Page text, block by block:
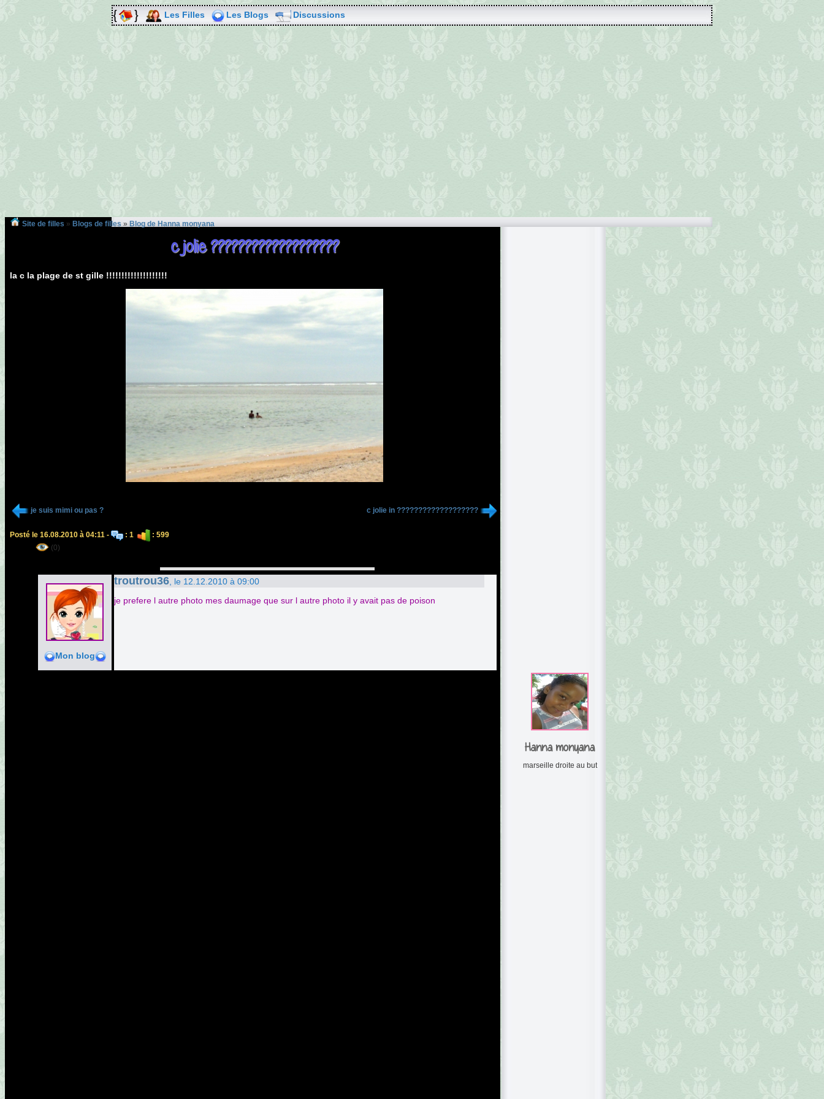
Les Filles Les Blogs Discussions
Site de filles » Blogs de filles » Blog de Hanna monyana
c jolie ???????????????????
la c la plage de st gille !!!!!!!!!!!!!!!!!!!!
je suis mimi ou pas ? c jolie in ???????????????????
Posté le 16.08.2010 à 04:11 - : 1
: 599
(0)
Mon blog
troutrou36 , le 12.12.2010 à 09:00
je prefere l autre photo mes daumage que sur l autre photo il y avait pas de poison
Hanna monyana
marseille droite au but